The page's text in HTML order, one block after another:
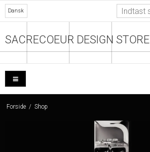
Dansk
SACRECOEUR DESIGN STORE
Forside / Shop